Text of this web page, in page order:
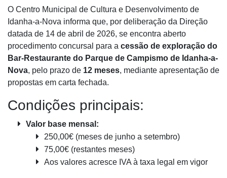
O Centro Municipal de Cultura e Desenvolvimento de
Idanha-a-Nova informa que, por deliberação da Direção
datada de 14 de abril de 2026, se encontra aberto
procedimento concursal para a cessão de exploração do
Bar-Restaurante do Parque de Campismo de Idanha-a-
Nova, pelo prazo de 12 meses, mediante apresentação de
propostas em carta fechada.
Condições principais:
Valor base mensal:
250,00€ (meses de junho a setembro)
75,00€ (restantes meses)
Aos valores acresce IVA à taxa legal em vigor